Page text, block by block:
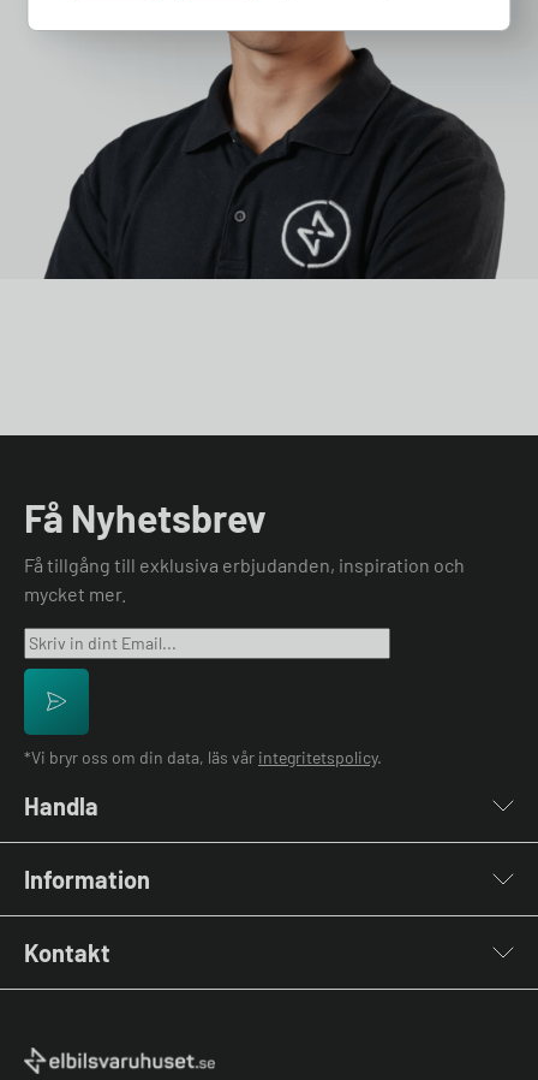
Få Nyhetsbrev
Få tillgång till exklusiva erbjudanden, inspiration och
mycket mer.
*Vi bryr oss om din data, läs vår integritetspolicy.
Handla
Laddkablar
Kabelhållare
Stolpar & Fästen
Information
Lastbalansering
Grön teknik bidrag
Jämför laddboxar
Köpvillkor
Kontakt